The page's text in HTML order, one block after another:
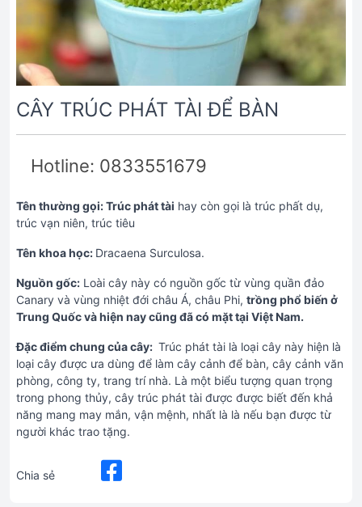
CÂY TRÚC PHÁT TÀI ĐỂ BÀN
Hotline: 0833551679
Tên thường gọi: Trúc phát tài hay còn gọi là trúc phất dụ,
trúc vạn niên, trúc tiêu
Tên khoa học: Dracaena Surculosa.
Nguồn gốc: Loài cây này có nguồn gốc từ vùng quần đảo
Canary và vùng nhiệt đới châu Á, châu Phi, trồng phổ biến ở
Trung Quốc và hiện nay cũng đã có mặt tại Việt Nam.
Đặc điểm chung của cây: Trúc phát tài là loại cây này hiện là
loại cây được ưa dùng để làm cây cảnh để bàn, cây cảnh văn
phòng, công ty, trang trí nhà. Là một biểu tượng quan trọng
trong phong thủy, cây trúc phát tài được được biết đến khả
năng mang may mắn, vận mệnh, nhất là là nếu bạn được từ
người khác trao tặng.
Chia sẻ